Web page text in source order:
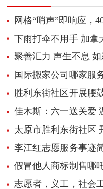
网格“哨声”即响应，
下雨打伞不用手 加拿
自动飞行雨伞
聚善汇力 声生不息
少年成长
国际搬家公司哪家服
胜利东街社区开展腰
佳木斯：六一送关爱
太原市胜利东街社区
活动
李江红志愿服务事迹
地震救援亲历者，成长
假冒他人商标制售哪
志愿者，义工，社会